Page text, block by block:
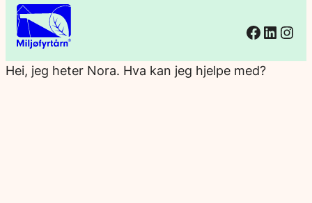
Hei, jeg heter Nora. Hva kan jeg hjelpe med?